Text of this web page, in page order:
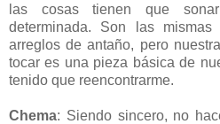
las cosas tienen que
determinada. Son las
arreglos de antaño, pero
tocar es una pieza básica de
tenido que reencontrarme.
Chema: Siendo sincero, no